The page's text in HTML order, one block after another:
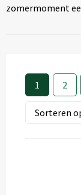
zomermoment
1 2